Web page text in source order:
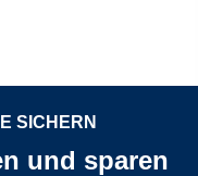
SICHERN
und sparen